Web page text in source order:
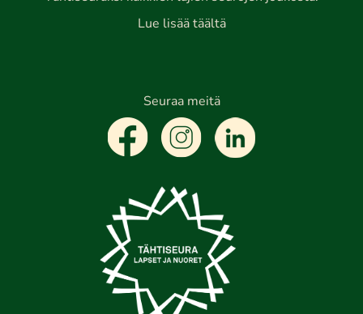
Lue lisää täältä
Seuraa meitä